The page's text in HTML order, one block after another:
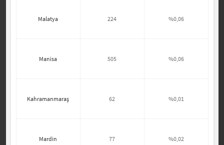
Malatya 224 %0,06
Manisa 505 %0,06
Kahramanmaraş 62 %0,01
Mardin 77 %0,02